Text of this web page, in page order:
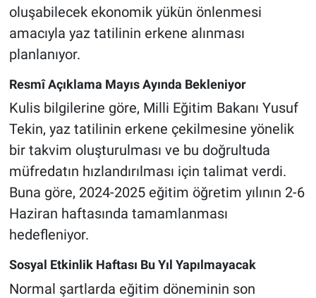
oluşabilecek ekonomik yükün önlenmesi
amacıyla yaz tatilinin erkene alınması
planlanıyor.
Resmî Açıklama Mayıs Ayında Bekleniyor
Kulis bilgilerine göre, Milli Eğitim Bakanı Yusuf
Tekin, yaz tatilinin erkene çekilmesine yönelik
bir takvim oluşturulması ve bu doğrultuda
müfredatın hızlandırılması için talimat verdi.
Buna göre, 2024-2025 eğitim öğretim yılının 2-6
Haziran haftasında tamamlanması
hedefleniyor.
Sosyal Etkinlik Haftası Bu Yıl Yapılmayacak
Normal şartlarda eğitim döneminin son